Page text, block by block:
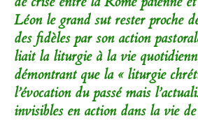
Léon le grand sut rester proche
des fidèles par son action
liait la liturgie à la vie
démontrant que la « liturgie
l’évocation du passé mais
invisibles en action dans la vie